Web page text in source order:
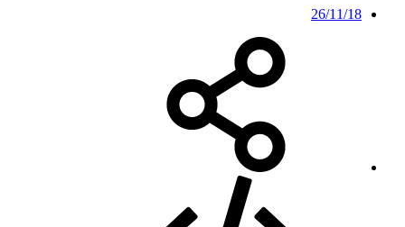
26/11/18